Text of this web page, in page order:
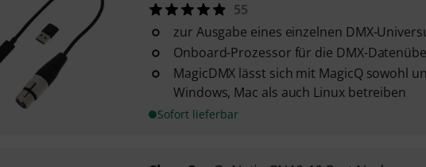
55
zur Ausgabe eines einzelnen DMX-
Onboard-Prozessor für die DMX-
MagicDMX lässt sich mit MagicQ sowohl
Windows, Mac als auch Linux betreiben
Sofort lieferbar